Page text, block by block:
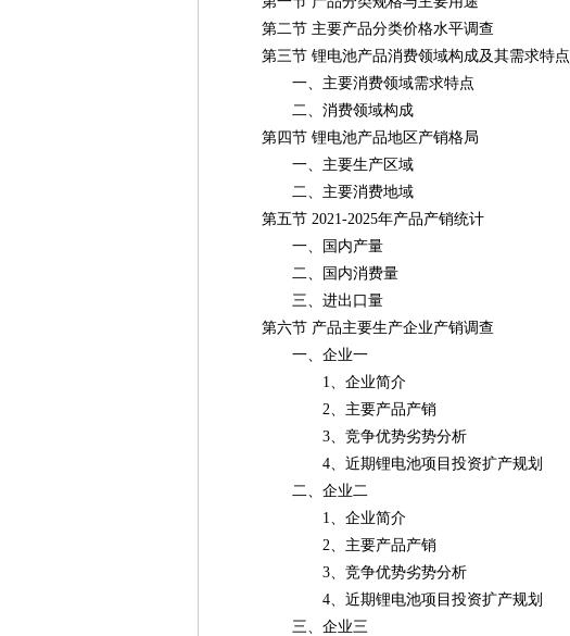
第二节 主要产品分类价格水平调查
第三节 锂电池产品消费领域构成及其需求特点
一、主要消费领域需求特点
二、消费领域构成
第四节 锂电池产品地区产销格局
一、主要生产区域
二、主要消费地域
第五节 2021-2025年产品产销统计
一、国内产量
二、国内消费量
三、进出口量
第六节 产品主要生产企业产销调查
一、企业一
1、企业简介
2、主要产品产销
3、竞争优势劣势分析
4、近期锂电池项目投资扩产规划
二、企业二
1、企业简介
2、主要产品产销
3、竞争优势劣势分析
4、近期锂电池项目投资扩产规划
三、企业三